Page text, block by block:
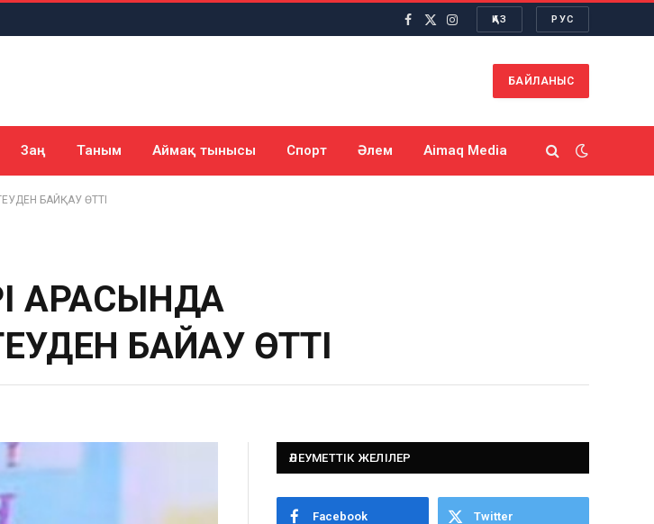
Facebook
X
Instagram
ҚАЗ РУС
БАЙЛАНЫС
Заң Таным Аймақ тынысы Спорт Әлем Aimaq Media
БАЙҚАУ ӨТТІ
АРАСЫНДА
БАЙҚАУ ӨТТІ
ӘЛЕУМЕТТІК ЖЕЛІЛЕР
Facebook Twitter